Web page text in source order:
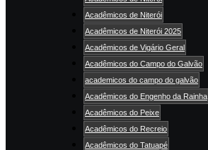
Acadêmicos de Niterói
Acadêmicos de Niterói 2025
Acadêmicos de Vigário Geral
Acadêmicos do Campo do Galvão
academicos do campo do galvão
Acadêmicos do Engenho da Rainha
Acadêmicos do Peixe
Acadêmicos do Recreio
Acadêmicos do Tatuapé